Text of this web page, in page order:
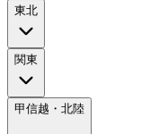
東北
関東
甲信越・北陸